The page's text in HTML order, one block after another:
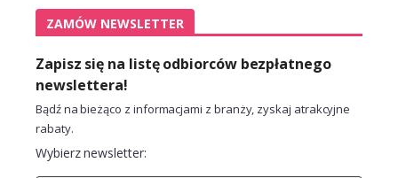
ZAMÓW NEWSLETTER
Zapisz się na listę odbiorców bezpłatnego
newslettera!
Bądź na bieżąco z informacjami z branży, zyskaj atrakcyjne
rabaty.
Wybierz newsletter: